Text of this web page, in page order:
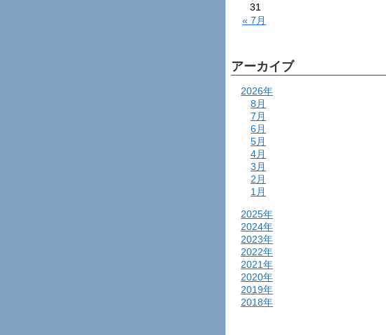
31
« 7月
アーカイブ
2026年
8月
7月
6月
5月
4月
3月
2月
1月
2025年
2024年
2023年
2022年
2021年
2020年
2019年
2018年